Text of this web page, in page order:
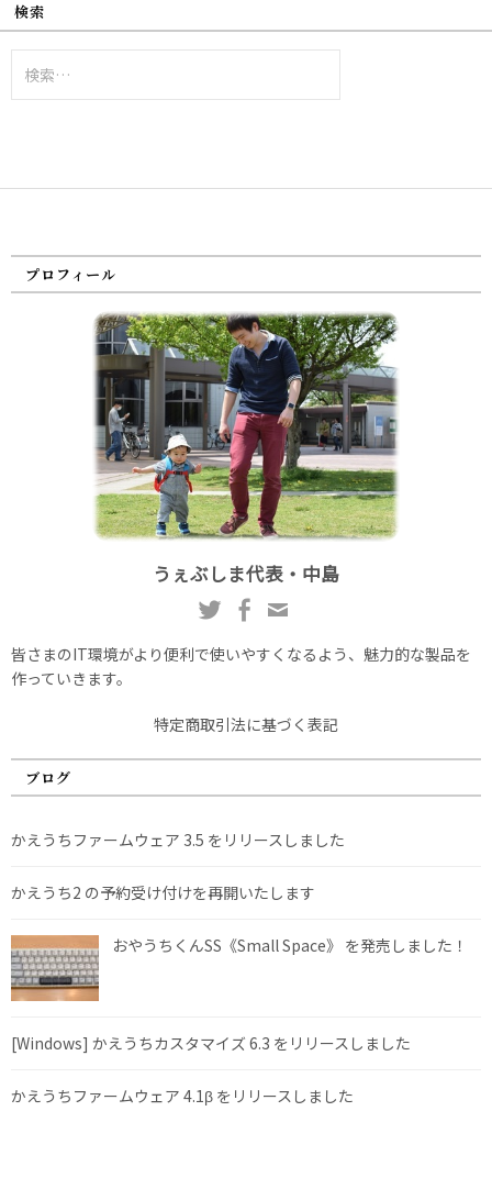
検索
索:
プロフィール
うぇぶしま代表・中島
皆さまのIT環境がより便利で使いやすくなるよう、魅力的な製品を
作っていきます。
特定商取引法に基づく表記
ブログ
かえうちファームウェア 3.5 をリリースしました
かえうち2 の予約受け付けを再開いたします
おやうちくんSS《Small Space》 を発売しました！
[Windows] かえうちカスタマイズ 6.3 をリリースしました
かえうちファームウェア 4.1β をリリースしました